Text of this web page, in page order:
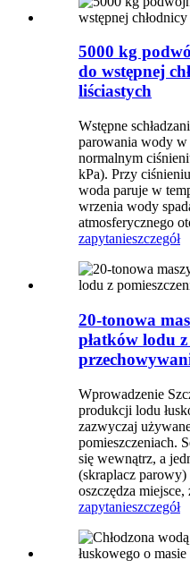
5000 kg
do wstępnej
liściastych
Wstępne
parowania wody w
normalnym
kPa). Przy
woda paruje w
wrzenia wody
atmosferycznego
zapytanieszczegół
20-tonowa
płatków lodu z
Wprowadzenie
produkcji lodu
zazwyczaj
pomieszczeniach.
się wewnątrz, a
(skraplacz
oszczędza
zapytanieszczegół